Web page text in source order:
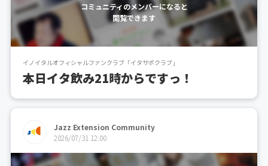
コミュニティのメンバーになると
閲覧できます
イノイタルオフィシャルファンクラブ「イタサポクラブ」
本日イタ飲み21時からですっ！
Jazz Extension Community
2026/07/31 12:00